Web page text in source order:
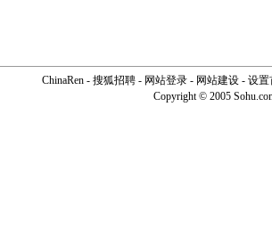
ChinaRen - 搜狐招聘 - 网站登录 - 网站建设 - 设置
Copyright © 2005